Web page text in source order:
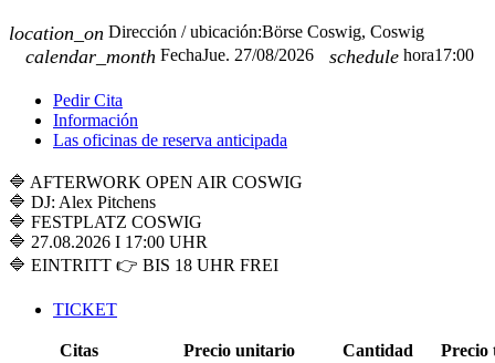
location_on Dirección / ubicación:Börse Coswig, Coswig
calendar_month FechaJue. 27/08/2026 schedule hora17:00
Pedir Cita
Información
Las oficinas de reserva anticipada
🔷 AFTERWORK OPEN AIR COSWIG
🔷 DJ: Alex Pitchens
🔷 FESTPLATZ COSWIG
🔷 27.08.2026 I 17:00 UHR
🔷 EINTRITT 👉 BIS 18 UHR FREI
TICKET
Citas Precio unitario Cantidad
Precio